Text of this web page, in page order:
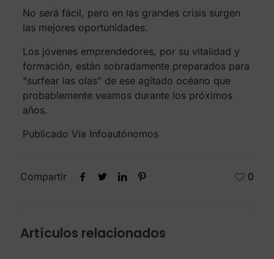
No será fácil, pero en las grandes crisis surgen
las mejores oportunidades.
Los jóvenes emprendedores, por su vitalidad y
formación, están sobradamente preparados para
“surfear las olas” de ese agitado océano que
probablemente veamos durante los próximos
años.
Publicado Vía Infoautónomos
Compartir 0
Artículos relacionados